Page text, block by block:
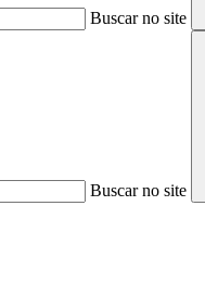
Buscar no site
Buscar no site